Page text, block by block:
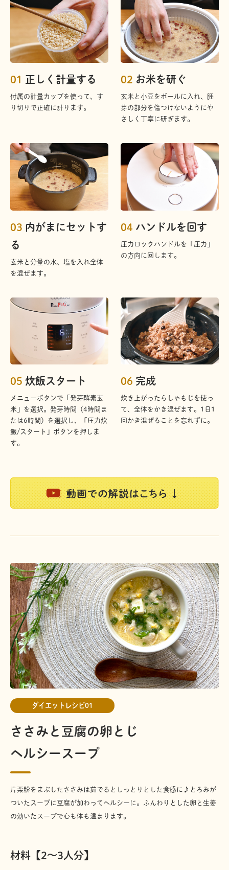
01 正しく計量する
付属の計量カップを使って、す
り切りで正確に計ります。
02 お米を研ぐ
玄米と小豆をボールに入れ、胚
芽の部分を傷つけないようにや
さしく丁寧に研ぎます。
03 内がまにセットす
る
玄米と分量の水、塩を入れ全体
を混ぜます。
04 ハンドルを回す
圧力ロックハンドルを「圧力」
の方向に回します。
05 炊飯スタート
メニューボタンで「発芽酵素玄
米」を選択。発芽時間（4時間ま
たは6時間）を選択し、「圧力炊
飯/スタート」ボタンを押しま
す。
06 完成
炊き上がったらしゃもじを使っ
て、全体をかき混ぜます。1日1
回かき混ぜることを忘れずに。
ダイエットレシピ01
ささみと豆腐の卵とじ
ヘルシースープ
片栗粉をまぶしたささみは茹でるとしっとりとした食感に♪とろみが
ついたスープに豆腐が加わってヘルシーに。ふんわりとした卵と生姜
の効いたスープで心も体も温まります。
材料【2～3人分】